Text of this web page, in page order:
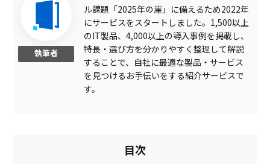
常時最新版
執筆者
ル課題「2025年の崖」に備えるため2022年
にサービスをスタートしました。1,500以上
のIT製品、4,000以上の導入事例を掲載し、
特長・選び方を分かりやすく整理して解説
することで、自社に最適な製品・サービス
を見つけるお手伝いをする紹介サービスで
す。
目次